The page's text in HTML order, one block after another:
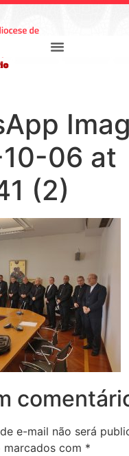
06 at
(2)
e-mail não será
com *